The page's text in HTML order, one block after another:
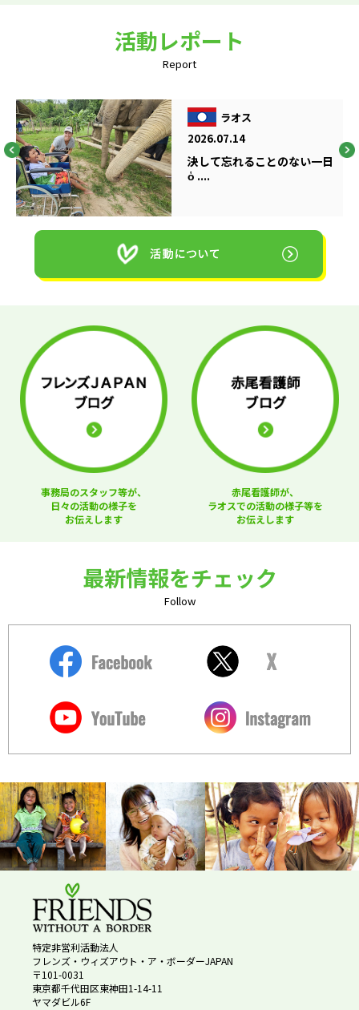
活動レポート
Report
ラオス
2026.07.14
決して忘れることのない一日
ὁ ....
事務局のスタッフ等が、
日々の活動の様子を
お伝えします
赤尾看護師が、
ラオスでの活動の様子等を
お伝えします
最新情報をチェック
Follow
特定非営利活動法人
フレンズ・ウィズアウト・ア・ボーダーJAPAN
〒101-0031
東京都千代田区東神田1-14-11
ヤマダビル6F